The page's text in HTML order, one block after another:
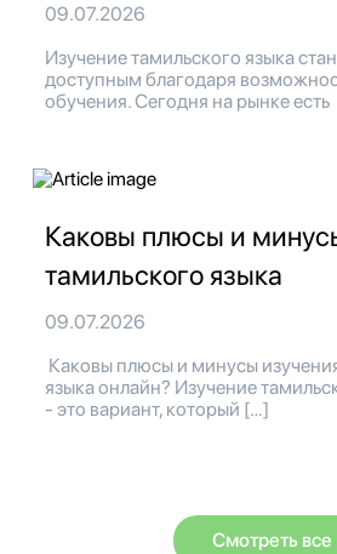
09.07.2026
Изучение тамильского языка
доступным благодаря
обучения. Сегодня на рынке
Каковы плюсы и
тамильского языка
09.07.2026
Каковы плюсы и минусы
языка онлайн? Изучение
- это вариант, который […]
Смотреть все